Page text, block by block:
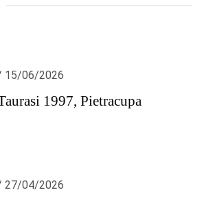
15/06/2026
1997, Pietracupa
27/04/2026